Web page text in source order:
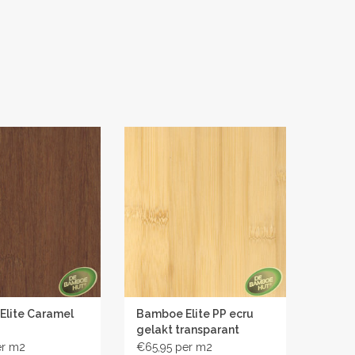
Bamboe Elite PP ecru
gelakt transparant
€65,95
Caramel